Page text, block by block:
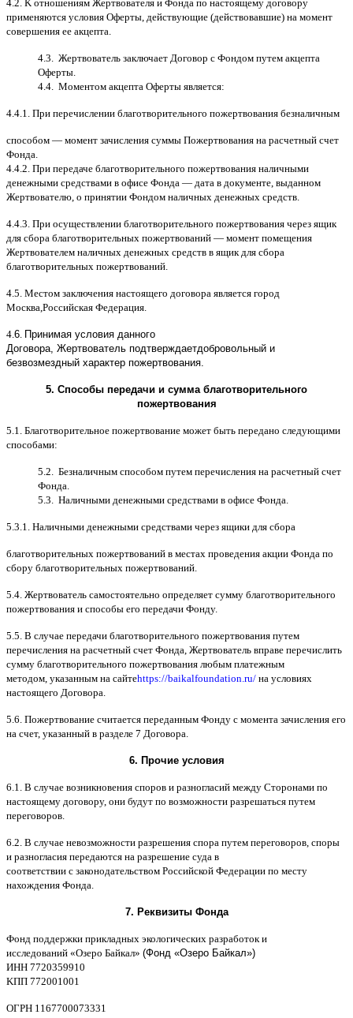
4.2. K отношениям Жертвователя и Фонда по настоящему договору
применяются условия Оферты, действующие (действовавшие) на момент
совершения ее акцепта.
4.3. Жертвователь заключает Договор c Фондом путем акцепта
Оферты.
4.4. Моментом акцепта Оферты является:
4.4.1. При перечислении благотворительного пожертвования безналичным
способом — момент зачисления суммы Пожертвования на расчетный счет
Фонда.
4.4.2. При передаче благотворительного пожертвования наличными
денежными средствами в офисе Фонда — дата в документе, выданном
Жертвователю, o принятии Фондом наличных денежных средств.
4.4.3. При осуществлении благотворительного пожертвования через ящик
для сбора благотворительных пожертвований — момент помещения
Жертвователем наличных денежных средств в ящик для сбора
благотворительных пожертвований.
4.5. Местом заключения настоящего договора является город
Москва,Российская Федерация.
4.6. Принимая условия данного
Договора, Жертвователь подтверждаетдобровольный и
безвозмездный характер пожертвования.
5. Способы передачи и сумма благотворительного
пожертвования
5.1. Благотворительное пожертвование может быть передано следующими
способами:
5.2. Безналичным способом путем перечисления на расчетный счет
Фонда.
5.3. Наличными денежными средствами в офисе Фонда.
5.3.1. Наличными денежными средствами через ящики для сбора
благотворительных пожертвований в местах проведения акции Фонда по
сбору благотворительных пожертвований.
5.4. Жертвователь самостоятельно определяет сумму благотворительного
пожертвования и способы его передачи Фонду.
5.5. B случае передачи благотворительного пожертвования путем
перечисления на расчетный счет Фонда, Жертвователь вправе перечислить
сумму благотворительного пожертвования любым платежным
методом, указанным на сайтеhttps://baikalfoundation.ru/ на условиях
настоящего Договора.
5.6. Пожертвование считается переданным Фонду с момента зачисления его
на счет, указанный в разделе 7 Договора.
6. Прочие условия
6.1. B случае возникновения споров и разногласий между Сторонами по
настоящему договору, они будут по возможности разрешаться путем
переговоров.
6.2. B случае невозможности разрешения спора путем переговоров, споры
и разногласия передаются на разрешение суда в
соответствии c законодательством Российской Федерации по месту
нахождения Фонда.
7. Реквизиты Фонда
Фонд поддержки прикладных экологических разработок и
исследований «Озеро Байкал» (Фонд «Озеро Байкал»)
ИНН 7720359910
KПП 772001001
ОГРН 1167700073331